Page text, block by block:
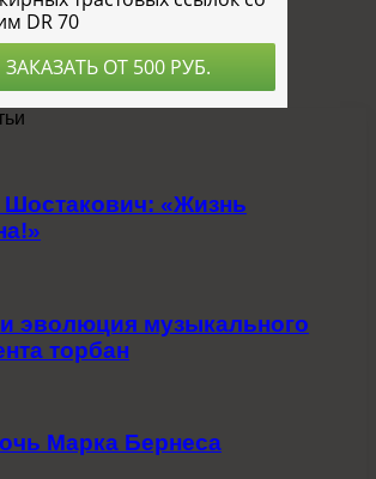
«Жизнь
эволюция музыкального
торбан
Марка Бернеса